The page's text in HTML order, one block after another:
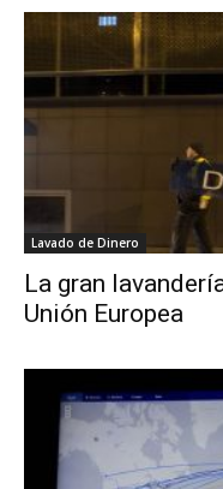
Lavado de Dinero
La gran
Unión Europea